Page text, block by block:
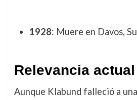
1928: Muere en Davos,
Relevancia actual
Aunque Klabund falleció a